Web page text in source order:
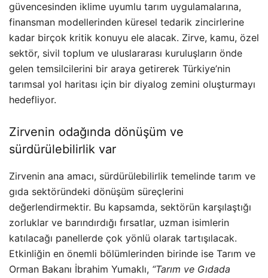
güvencesinden iklime uyumlu tarım uygulamalarına,
finansman modellerinden küresel tedarik zincirlerine
kadar birçok kritik konuyu ele alacak. Zirve, kamu, özel
sektör, sivil toplum ve uluslararası kuruluşların önde
gelen temsilcilerini bir araya getirerek Türkiye’nin
tarımsal yol haritası için bir diyalog zemini oluşturmayı
hedefliyor.
Zirvenin odağında dönüşüm ve
sürdürülebilirlik var
Zirvenin ana amacı, sürdürülebilirlik temelinde tarım ve
gıda sektöründeki dönüşüm süreçlerini
değerlendirmektir. Bu kapsamda, sektörün karşılaştığı
zorluklar ve barındırdığı fırsatlar, uzman isimlerin
katılacağı panellerde çok yönlü olarak tartışılacak.
Etkinliğin en önemli bölümlerinden birinde ise Tarım ve
Orman Bakanı İbrahim Yumaklı, “Tarım ve Gıdada